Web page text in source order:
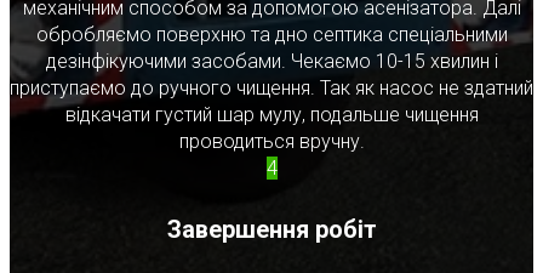
механічним способом за допомогою асенізатора. Далі
обробляємо поверхню та дно септика спеціальними
дезінфікуючими засобами. Чекаємо 10-15 хвилин і
приступаємо до ручного чищення. Так як насос не здатний
відкачати густий шар мулу, подальше чищення
проводиться вручну.
4
Завершення робіт